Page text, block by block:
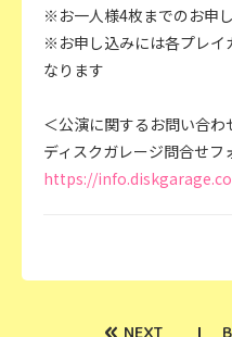
※お一人様4枚までのお申し
※お申し込みには各プレイ
なります
＜公演に関するお問い合わ
ディスクガレージ問合せフ
https://